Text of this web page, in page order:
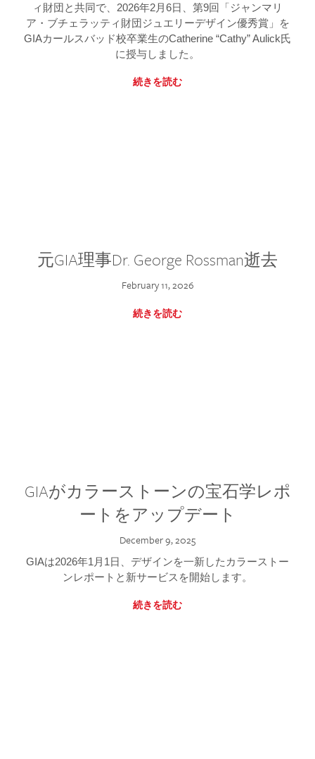
ィ財団と共同で、2026年2月6日、第9回「ジャンマリ
ア・ブチェラッティ財団ジュエリーデザイン優秀賞」を
GIAカールスバッド校卒業生のCatherine “Cathy” Aulick氏
に授与しました。
続きを読む
元GIA理事Dr. George Rossman逝去
February 11, 2026
続きを読む
GIAがカラーストーンの宝石学レポ
ートをアップデート
December 9, 2025
GIAは2026年1月1日、デザインを一新したカラーストー
ンレポートと新サービスを開始します。
続きを読む